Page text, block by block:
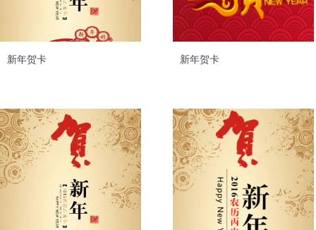
新年贺卡 新年贺卡